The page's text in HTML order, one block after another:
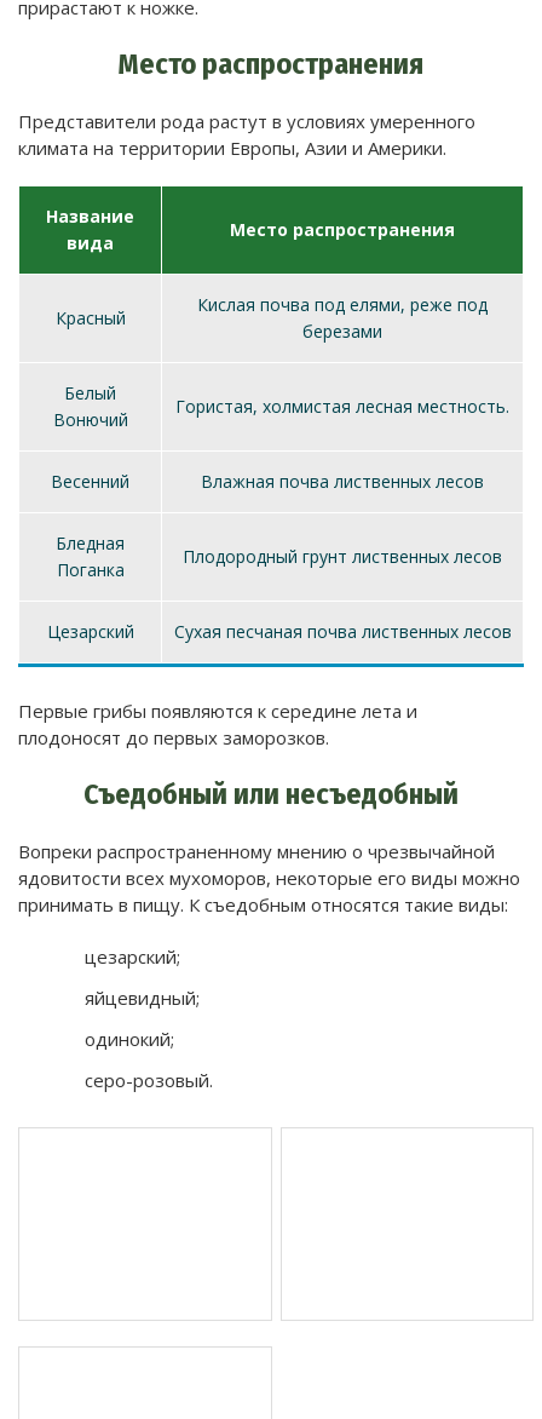
прирастают к ножке.
Место распространения
Представители рода растут в условиях умеренного
климата на территории Европы, Азии и Америки.
Название
вида
Место распространения
Красный
Кислая почва под елями, реже под
березами
Белый
Вонючий
Гористая, холмистая лесная местность.
Весенний Влажная почва лиственных лесов
Бледная
Поганка
Плодородный грунт лиственных лесов
Цезарский Сухая песчаная почва лиственных лесов
Первые грибы появляются к середине лета и
плодоносят до первых заморозков.
Съедобный или несъедобный
Вопреки распространенному мнению о чрезвычайной
ядовитости всех мухоморов, некоторые его виды можно
принимать в пищу. К съедобным относятся такие виды:
цезарский;
яйцевидный;
одинокий;
серо-розовый.